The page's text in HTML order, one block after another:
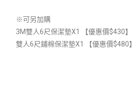
※可另加購
3M雙人6尺保潔墊X1
【優惠價$430】
雙人6尺鋪棉保潔墊X1 【優惠價$480】